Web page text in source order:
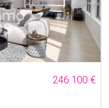
246 100 €